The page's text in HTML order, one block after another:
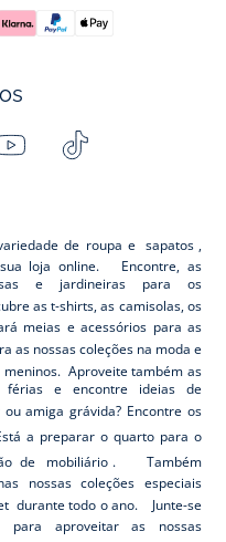
Youtube
de roupa e sapatos ,
loja online. Encontre, as
e jardineiras para os
as t-shirts, as camisolas, os
meias e acessórios para as
as nossas coleções na moda e
Aproveite também as
férias e encontre ideias de
amiga grávida? Encontre os
a preparar o quarto para o
de
mobiliário . Também
nossas coleções especiais
durante todo o ano. Junte-se
para aproveitar as nossas